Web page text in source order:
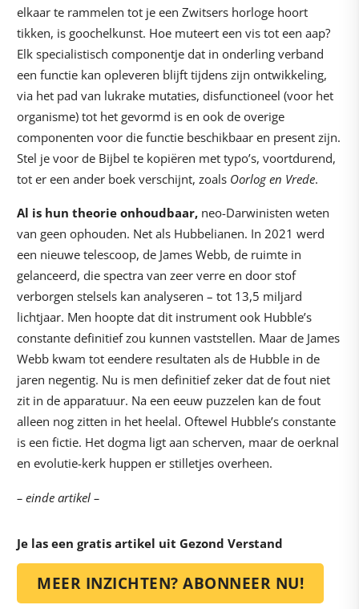
elkaar te rammelen tot je een Zwitsers horloge hoort
tikken, is goochelkunst. Hoe muteert een vis tot een aap?
Elk specialistisch componentje dat in onderling verband
een functie kan opleveren blijft tijdens zijn ontwikkeling,
via het pad van lukrake mutaties, disfunctioneel (voor het
organisme) tot het gevormd is en ook de overige
componenten voor die functie beschikbaar en present zijn.
Stel je voor de Bijbel te kopiëren met typo’s, voortdurend,
tot er een ander boek verschijnt, zoals Oorlog en Vrede.
Al is hun theorie onhoudbaar, neo-Darwinisten weten
van geen ophouden. Net als Hubbelianen. In 2021 werd
een nieuwe telescoop, de James Webb, de ruimte in
gelanceerd, die spectra van zeer verre en door stof
verborgen stelsels kan analyseren – tot 13,5 miljard
lichtjaar. Men hoopte dat dit instrument ook Hubble’s
constante definitief zou kunnen vaststellen. Maar de James
Webb kwam tot eendere resultaten als de Hubble in de
jaren negentig. Nu is men definitief zeker dat de fout niet
zit in de apparatuur. Na een eeuw puzzelen kan de fout
alleen nog zitten in het heelal. Oftewel Hubble’s constante
is een fictie. Het dogma ligt aan scherven, maar de oerknal
en evolutie-kerk huppen er stilletjes overheen.
– einde artikel –
Je las een gratis artikel uit Gezond Verstand
MEER INZICHTEN? ABONNEER NU!